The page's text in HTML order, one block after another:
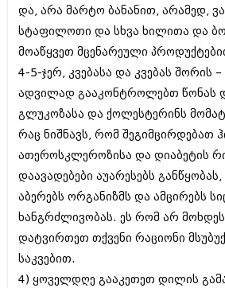
ანონსი
აგვისტო 2018 (162)
ივლისი 2018 (223)
ივნისი 2018 (244)
მაისი 2018 (211)
მარტი 2018 (256)
თებერვალი 2018 (208)
იანვარი 2018 (215)
ნოემბერი 2017 (212)
ოქტომბერი 2017 (231)
არქივი
ნოემბერი 2020 (103)
ოქტომბერი 2020 (209)
სექტემბერი 2020 (204)
აგვისტო 2020 (249)
ივლისი 2020 (204)
ივნისი 2020 (249)
არქივის ზომის ნახვა
და, არა მარტო ბანანით, არამედ,
სტაფილოთი და სხვა ხილითა და
მოაწყვეთ მცენარეული
4-5-ჯერ, კვებასა და კვებას შორის
ადვილად გააკონტროლებთ წონას
გლუკოზასა და ქოლესტერინს
რაც ნიშნავს, რომ შეგიმცირდებათ
ათეროსკლეროზისა და დიაბეტის
დაავადებები აუარესებს
აბერებს ორგანიზმს და ამცირებს
ხანგრძლივობას. ეს რომ არ
დატვირთეთ თქვენი რაციონი
საკვებით.
4) ყოველდღე გააკეთეთ დილის